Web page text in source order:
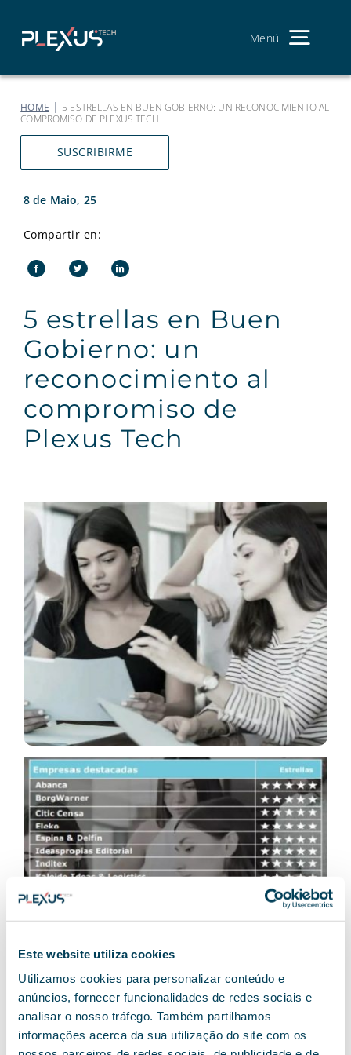
Este website utiliza cookies
Utilizamos cookies para personalizar conteúdo e
anúncios, fornecer funcionalidades de redes sociais e
analisar o nosso tráfego. Também partilhamos
informações acerca da sua utilização do site com os
content
Menú
Search
Procurar:
Somos
HOME | NOTICIAS| 5 ESTRELLAS EN BUEN GOBIERNO: UN
RECONOCIMIENTO AL COMPROMISO DE PLEXUS TECH
SUSCRIBIRME
8 de Maio, 25
Compartir en:
Facebook
5 estrellas en Buen
Gobierno: un
reconocimiento al
compromiso de
Plexus Tech
Plexus Tech ha sido distinguida con la
máxima puntuación en Buen Gobierno en